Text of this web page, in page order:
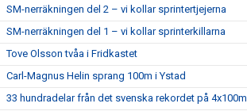
SM-nerräkningen del 2 – vi kollar sprintertjejerna
SM-nerräkningen del 1 – vi kollar sprinterkillarna
Tove Olsson tvåa i Fridkastet
Carl-Magnus Helin sprang 100m i Ystad
33 hundradelar från det svenska rekordet på 4x100m